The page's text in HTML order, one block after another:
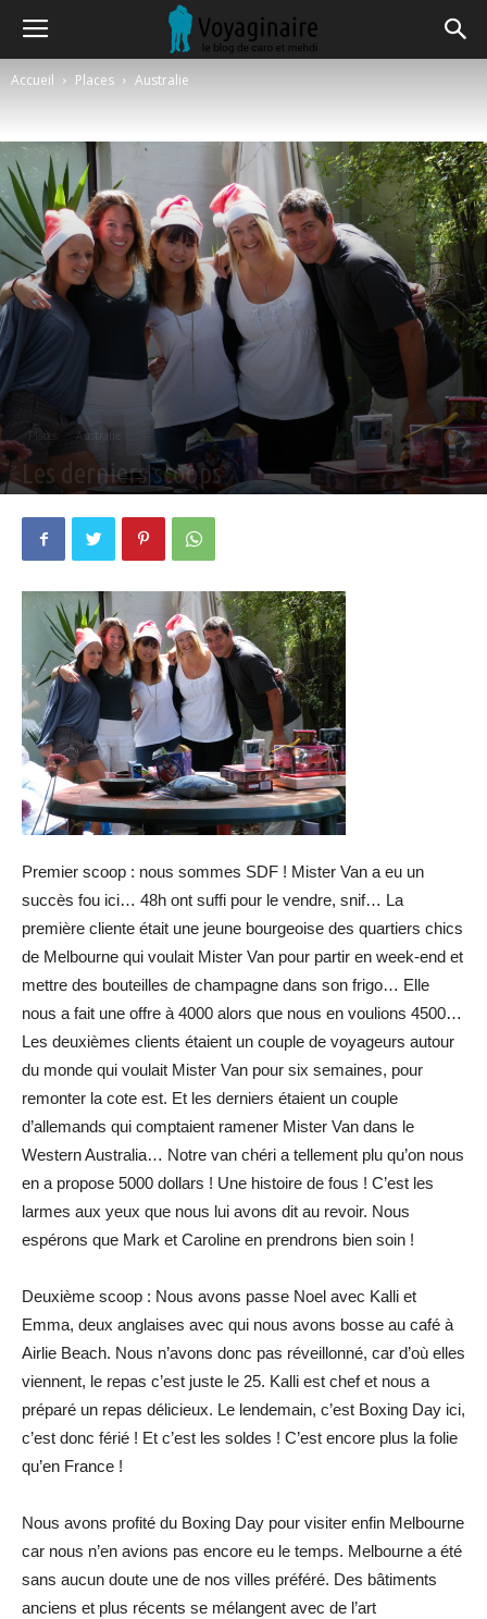
Accueil Places Australie
Places Australie
Les derniers scoops
Premier scoop : nous sommes SDF ! Mister Van a eu un
succès fou ici… 48h ont suffi pour le vendre, snif… La
première cliente était une jeune bourgeoise des quartiers chics
de Melbourne qui voulait Mister Van pour partir en week-end et
mettre des bouteilles de champagne dans son frigo… Elle
nous a fait une offre à 4000 alors que nous en voulions 4500…
Les deuxièmes clients étaient un couple de voyageurs autour
du monde qui voulait Mister Van pour six semaines, pour
remonter la cote est. Et les derniers étaient un couple
d’allemands qui comptaient ramener Mister Van dans le
Western Australia… Notre van chéri a tellement plu qu’on nous
en a propose 5000 dollars ! Une histoire de fous ! C’est les
larmes aux yeux que nous lui avons dit au revoir. Nous
espérons que Mark et Caroline en prendrons bien soin !
Deuxième scoop : Nous avons passe Noel avec Kalli et
Emma, deux anglaises avec qui nous avons bosse au café à
Airlie Beach. Nous n’avons donc pas réveillonné, car d’où elles
viennent, le repas c’est juste le 25. Kalli est chef et nous a
préparé un repas délicieux. Le lendemain, c’est Boxing Day ici,
c’est donc férié ! Et c’est les soldes ! C’est encore plus la folie
qu’en France !
Nous avons profité du Boxing Day pour visiter enfin Melbourne
car nous n’en avions pas encore eu le temps. Melbourne a été
sans aucun doute une de nos villes préféré. Des bâtiments
anciens et plus récents se mélangent avec de l’art